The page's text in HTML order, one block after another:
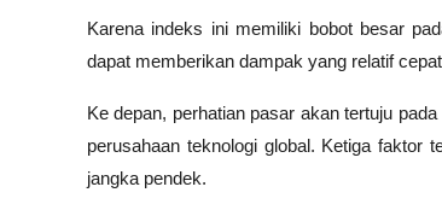
Karena indeks ini memiliki bobot besar
dapat memberikan dampak yang relatif
Ke depan, perhatian pasar akan tertuju
perusahaan teknologi global. Ketiga faktor
jangka pendek.